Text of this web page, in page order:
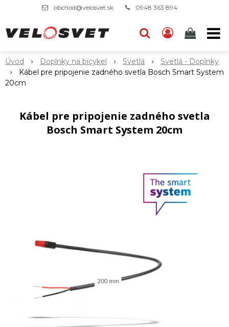
obchod@velosvet.sk 0948 363 894
Úvod Doplnky na bicykel Svetlá
Svetlá - Doplnky
Kábel pre pripojenie zadného svetla Bosch Smart System
20cm
Kábel pre pripojenie zadného svetla
Bosch Smart System 20cm